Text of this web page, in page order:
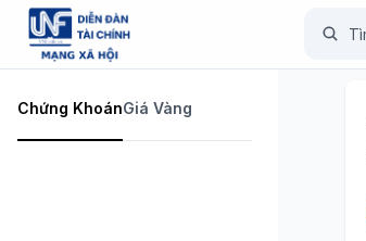
Chứng KhoánGiá Vàng